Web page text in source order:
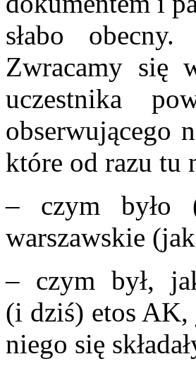
słabo
Zwracamy się
uczestnika
obserwującego
które od razu tu
– czym było
warszawskie
– czym był,
(i dziś) etos AK,
niego się